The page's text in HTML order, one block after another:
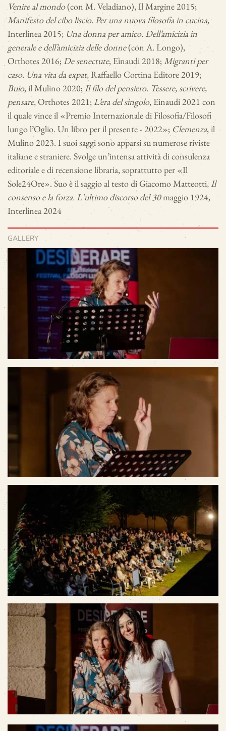
Venire al mondo(con M. Veladiano), Il Margine 2015;
Manifesto del cibo liscio. Per una nuova filosofia in cucina,
Interlinea 2015; Una donna per amico. Dell’amicizia in
generale e dell’amicizia delle donne(con A. Longo),
Orthotes 2016; De senectute, Einaudi 2018;Migranti per
caso. Una vita da expat, Raffaello Cortina Editore 2019;
Buio, il Mulino 2020;Il filo del pensiero. Tessere, scrivere,
pensare, Orthotes 2021;L’era del singolo, Einaudi 2021 con
il quale vince il «Premio Internazionale di Filosofia/Filosofi
lungo l’Oglio. Un libro per il presente - 2022»; Clemenza, il
Mulino 2023. I suoi saggi sono apparsi su numerose riviste
italiane e straniere. Svolge un’intensa attività di consulenza
editoriale e di recensione libraria, soprattutto per «Il
Sole24Ore». Suo è il saggio al testo di Giacomo Matteotti,Il
consenso e la forza. L'ultimo discorso del 30maggio 1924,
Interlinea 2024
GALLERY